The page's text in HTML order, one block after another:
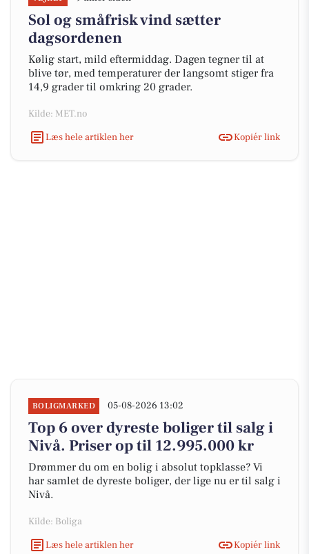
Sol og småfrisk vind sætter
dagsordenen
Kølig start, mild eftermiddag. Dagen tegner til at
blive tør, med temperaturer der langsomt stiger fra
14,9 grader til omkring 20 grader.
Kilde: MET.no
Læs hele artiklen her
Kopiér link
BOLIGMARKED 05-08-2026 13:02
Top 6 over dyreste boliger til salg i
Nivå. Priser op til 12.995.000 kr
Drømmer du om en bolig i absolut topklasse? Vi
har samlet de dyreste boliger, der lige nu er til salg i
Nivå.
Kilde: Boliga
Læs hele artiklen her
Kopiér link